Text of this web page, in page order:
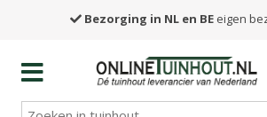
Bezorging in NL en BE eigen